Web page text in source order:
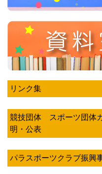
リンク集
競技団体 スポーツ団体
明・公表
パラスポーツクラブ振興